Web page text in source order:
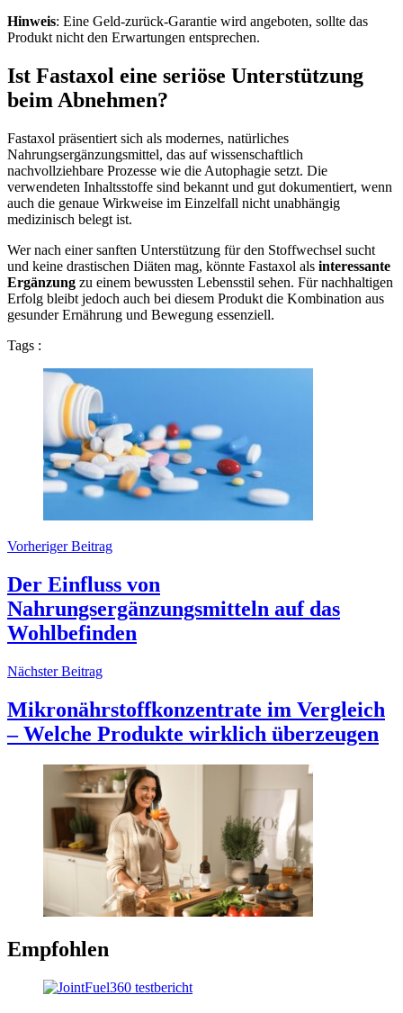
Hinweis: Eine Geld-zurück-Garantie wird angeboten, sollte das
Produkt nicht den Erwartungen entsprechen.
Ist Fastaxol eine seriöse Unterstützung
beim Abnehmen?
Fastaxol präsentiert sich als modernes, natürliches
Nahrungsergänzungsmittel, das auf wissenschaftlich
nachvollziehbare Prozesse wie die Autophagie setzt. Die
verwendeten Inhaltsstoffe sind bekannt und gut dokumentiert, wenn
auch die genaue Wirkweise im Einzelfall nicht unabhängig
medizinisch belegt ist.
Wer nach einer sanften Unterstützung für den Stoffwechsel sucht
und keine drastischen Diäten mag, könnte Fastaxol als interessante
Ergänzung zu einem bewussten Lebensstil sehen. Für nachhaltigen
Erfolg bleibt jedoch auch bei diesem Produkt die Kombination aus
gesunder Ernährung und Bewegung essenziell.
Tags :
Vorheriger Beitrag
Der Einfluss von
Nahrungsergänzungsmitteln auf das
Wohlbefinden
Nächster Beitrag
Mikronährstoffkonzentrate im Vergleich
– Welche Produkte wirklich überzeugen
Empfohlen